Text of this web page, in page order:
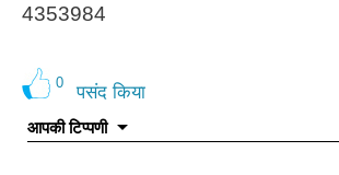
4353984
0 पसंद किया
आपकी टिप्पणी